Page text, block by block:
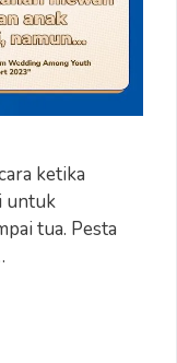
ketika
untuk
tua. Pesta